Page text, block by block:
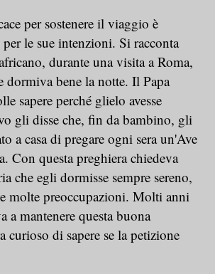
per sostenere il viaggio è
le sue intenzioni. Si racconta
durante una visita a Roma,
dormiva bene la notte. Il Papa
sapere perché glielo avesse
gli disse che, fin da bambino, gli
a casa di pregare ogni sera un'Ave
Con questa preghiera chiedeva
che egli dormisse sempre sereno,
molte preoccupazioni. Molti anni
a mantenere questa buona
curioso di sapere se la petizione